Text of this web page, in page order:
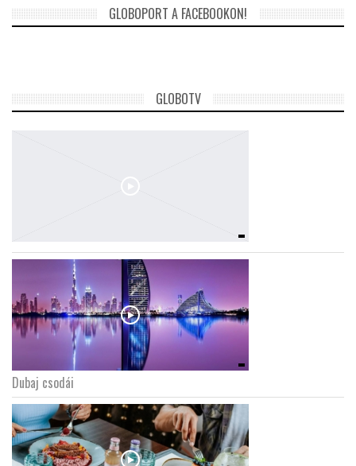
GLOBOPORT A FACEBOOKON!
GLOBOTV
Dubaj csodái